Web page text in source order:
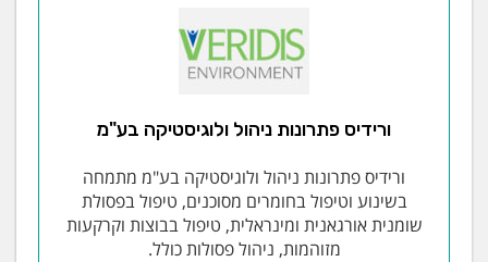
ורידיס פתרונות ניהול ולוגיסטיקה בע"מ
ורידיס פתרונות ניהול ולוגיסטיקה בע"מ מתמחה
בשינוע וטיפול בחומרים מסוכנים, טיפול בפסולת
שומנית אורגאנית ומינראלית, טיפול בבוצות וקרקעות
מזוהמות, ניהול פסולות כולל.